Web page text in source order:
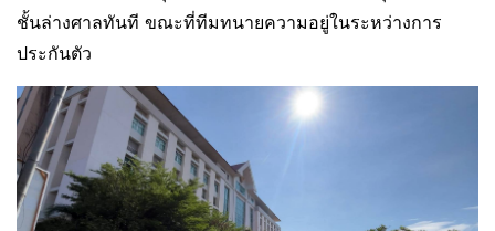
ชั้นล่างศาลทันที ขณะที่ทีมทนายความอยู่ในระหว่างการ
ประกันตัว